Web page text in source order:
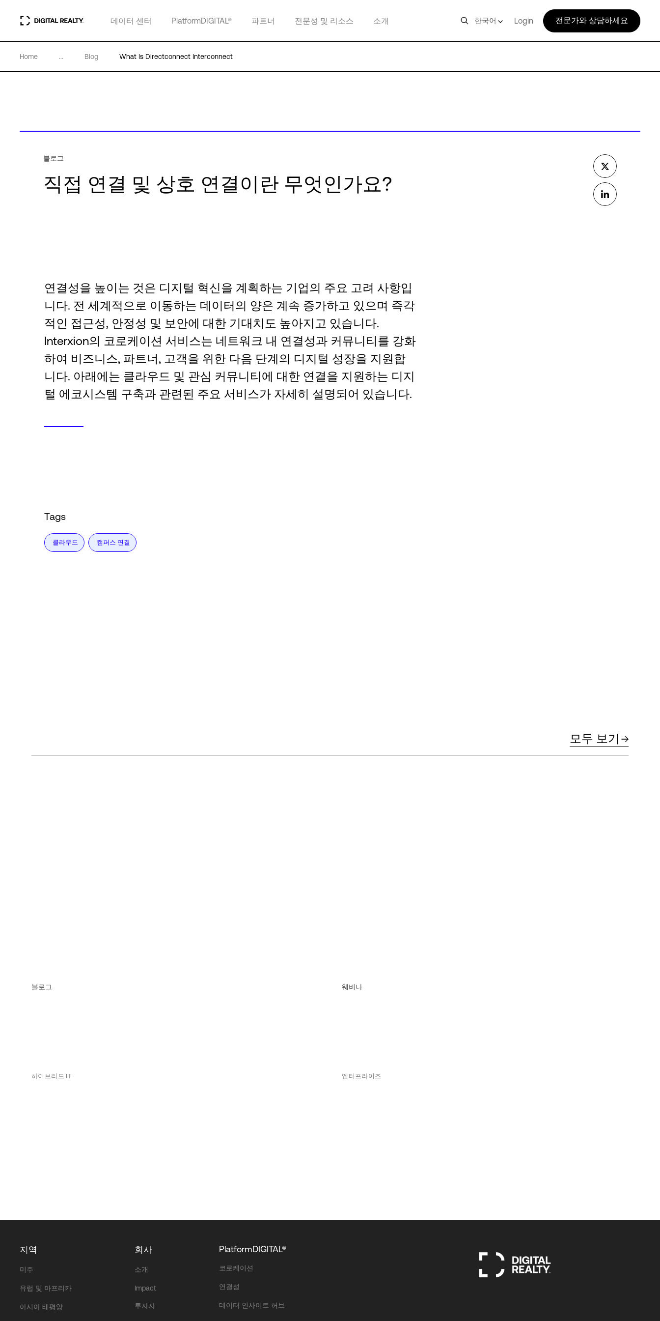
데이터 센터 PlatformDIGITAL® 파트너 전문성 및 리소스 소개 한국어 Login 전문가와 상담하세요
Home ... Blog What Is Directconnect Interconnect
블로그
직접 연결 및 상호 연결이란 무엇인가요?
연결성을 높이는 것은 디지털 혁신을 계획하는 기업의 주요 고려 사항입
니다. 전 세계적으로 이동하는 데이터의 양은 계속 증가하고 있으며 즉각
적인 접근성, 안정성 및 보안에 대한 기대치도 높아지고 있습니다.
Interxion의 코로케이션 서비스는 네트워크 내 연결성과 커뮤니티를 강화
하여 비즈니스, 파트너, 고객을 위한 다음 단계의 디지털 성장을 지원합
니다. 아래에는 클라우드 및 관심 커뮤니티에 대한 연결을 지원하는 디지
털 에코시스템 구축과 관련된 주요 서비스가 자세히 설명되어 있습니다.
Tags
클라우드 캠퍼스 연결
모두 보기
블로그
하이브리드 IT
웨비나
엔터프라이즈
지역
미주
유럽 및 아프리카
아시아 태평양
회사
소개
Impact
투자자
PlatformDIGITAL®
코로케이션
연결성
데이터 인사이트 허브